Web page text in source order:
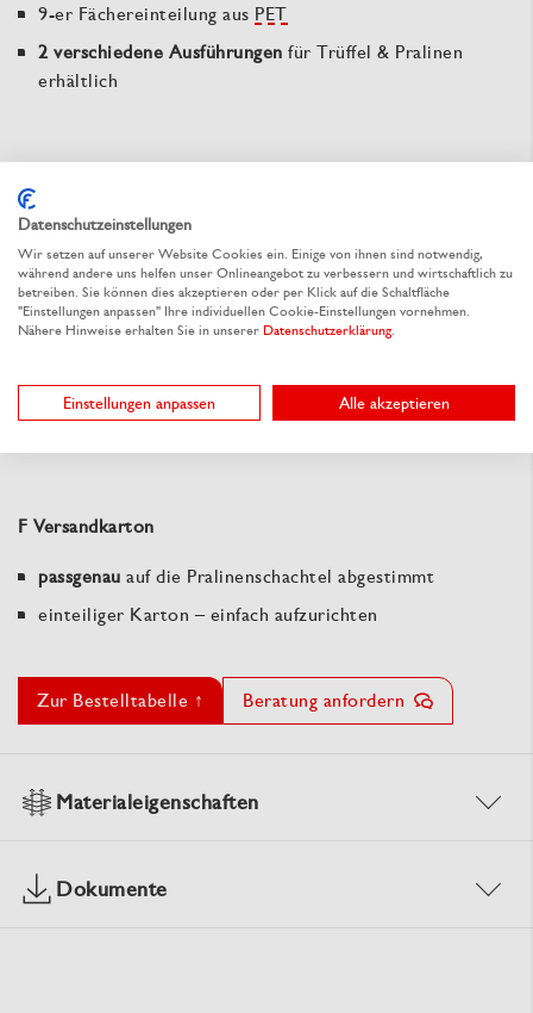
9-er Fächereinteilung aus PET
2 verschiedene Ausführungen für Trüffel & Pralinen
erhältlich
5-lagiges Papierkissen – zur
Inhalts
4 verschiedene Karton-Farben
erhältlich
F Versandkarton
passgenau auf die Pralinenschachtel abgestimmt
einteiliger Karton – einfach aufzurichten
Zur Bestelltabelle ↑ Beratung anfordern
Materialeigenschaften
Dokumente
Datenschutzeinstellungen
Wir setzen auf unserer Website Cookies ein. Einige von ihnen sind notwendig,
während andere uns helfen unser Onlineangebot zu verbessern und wirtschaftlich zu
betreiben. Sie können dies akzeptieren oder per Klick auf die Schaltfläche
"Einstellungen anpassen" Ihre individuellen Cookie-Einstellungen vornehmen.
Nähere Hinweise erhalten Sie in unserer Datenschutzerklärung
Einstellungen anpassen Alle akzeptieren